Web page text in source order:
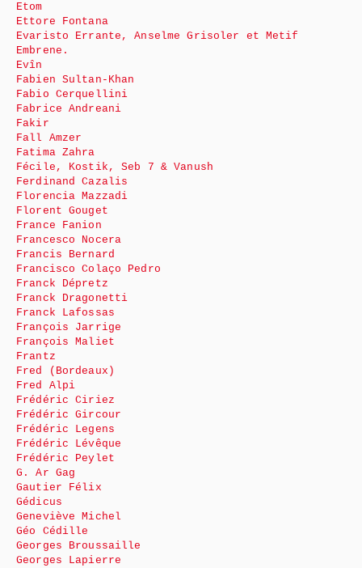
Etom
Ettore Fontana
Evaristo Errante, Anselme Grisoler et Metif
Embrene.
Evîn
Fabien Sultan-Khan
Fabio Cerquellini
Fabrice Andreani
Fakir
Fall Amzer
Fatima Zahra
Fécile, Kostik, Seb 7 & Vanush
Ferdinand Cazalis
Florencia Mazzadi
Florent Gouget
France Fanion
Francesco Nocera
Francis Bernard
Francisco Colaço Pedro
Franck Dépretz
Franck Dragonetti
Franck Lafossas
François Jarrige
François Maliet
Frantz
Fred (Bordeaux)
Fred Alpi
Frédéric Ciriez
Frédéric Gircour
Frédéric Legens
Frédéric Lévêque
Frédéric Peylet
G. Ar Gag
Gautier Félix
Gédicus
Geneviève Michel
Géo Cédille
Georges Broussaille
Georges Lapierre